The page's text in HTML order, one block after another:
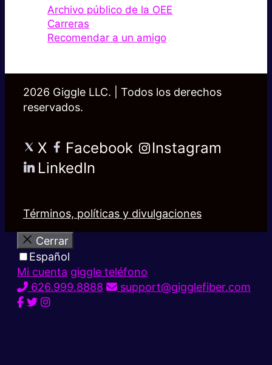
Archivo público de la OEE
Carreras
Recomendar a un amigo
2026 Giggle LLC. | Todos los derechos
reservados.
X Facebook
Instagram
LinkedIn
Términos, políticas y divulgaciones
Cerrar
Español
Mi cuenta giggle teléfono
626.999.8888
support@gigglefiber.com